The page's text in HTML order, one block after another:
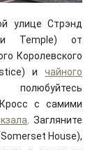
улице Стрэнд
Temple) от
Королевского
ичайного
с самими
. Загляните
House),